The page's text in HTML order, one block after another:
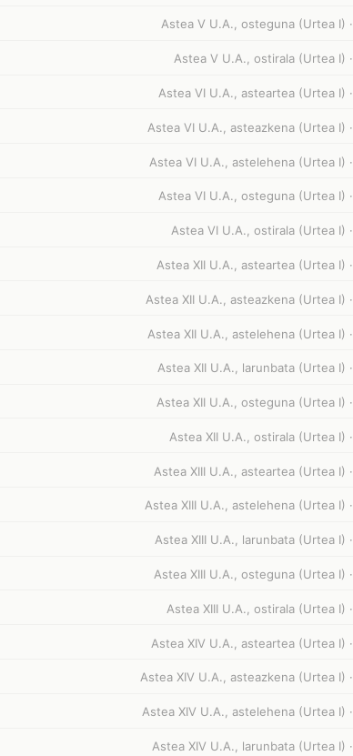
Astea V U.A., osteguna (Urtea I) ·
Astea V U.A., ostirala (Urtea I) ·
Astea VI U.A., asteartea (Urtea I) ·
Astea VI U.A., asteazkena (Urtea I) ·
Astea VI U.A., astelehena (Urtea I) ·
Astea VI U.A., osteguna (Urtea I) ·
Astea VI U.A., ostirala (Urtea I) ·
Astea XII U.A., asteartea (Urtea I) ·
Astea XII U.A., asteazkena (Urtea I) ·
Astea XII U.A., astelehena (Urtea I) ·
Astea XII U.A., larunbata (Urtea I) ·
Astea XII U.A., osteguna (Urtea I) ·
Astea XII U.A., ostirala (Urtea I) ·
Astea XIII U.A., asteartea (Urtea I) ·
Astea XIII U.A., astelehena (Urtea I) ·
Astea XIII U.A., larunbata (Urtea I) ·
Astea XIII U.A., osteguna (Urtea I) ·
Astea XIII U.A., ostirala (Urtea I) ·
Astea XIV U.A., asteartea (Urtea I) ·
Astea XIV U.A., asteazkena (Urtea I) ·
Astea XIV U.A., astelehena (Urtea I) ·
Astea XIV U.A., larunbata (Urtea I) ·